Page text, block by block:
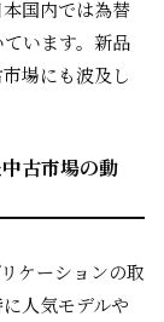
国内では為替
います。新品
場にも波及し
古市場の動
ケーションの取
人気モデルや